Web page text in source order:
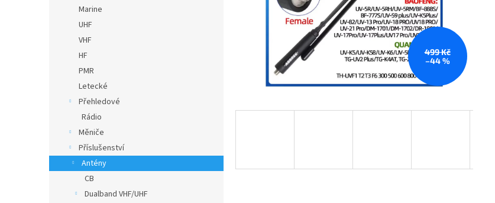
Marine
UHF
VHF
HF
PMR
Letecké
Přehledové
Rádio
Měniče
Příslušenství
Antény
CB
Dualband VHF/UHF
499 Kč
–44 %